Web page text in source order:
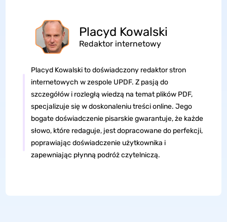
Placyd Kowalski
Redaktor internetowy
Placyd Kowalski to doświadczony redaktor stron
internetowych w zespole UPDF. Z pasją do
szczegółów i rozległą wiedzą na temat plików PDF,
specjalizuje się w doskonaleniu treści online. Jego
bogate doświadczenie pisarskie gwarantuje, że każde
słowo, które redaguje, jest dopracowane do perfekcji,
poprawiając doświadczenie użytkownika i
zapewniając płynną podróż czytelniczą.